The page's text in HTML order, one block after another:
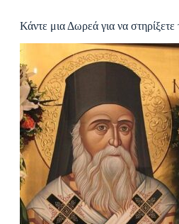
Κάντε μια Δωρεά για να